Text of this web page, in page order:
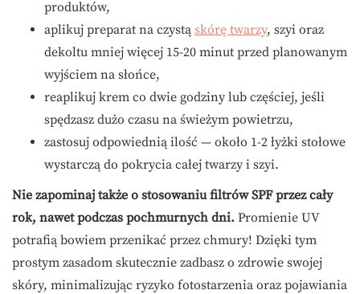
produktów,
aplikuj preparat na czystą skórę twarzy, szyi oraz
dekoltu mniej więcej 15-20 minut przed planowanym
wyjściem na słońce,
reaplikuj krem co dwie godziny lub częściej, jeśli
spędzasz dużo czasu na świeżym powietrzu,
zastosuj odpowiednią ilość — około 1-2 łyżki stołowe
wystarczą do pokrycia całej twarzy i szyi.
Nie zapominaj także o stosowaniu filtrów SPF przez cały
rok, nawet podczas pochmurnych dni. Promienie UV
potrafią bowiem przenikać przez chmury! Dzięki tym
prostym zasadom skutecznie zadbasz o zdrowie swojej
skóry, minimalizując ryzyko fotostarzenia oraz pojawiania